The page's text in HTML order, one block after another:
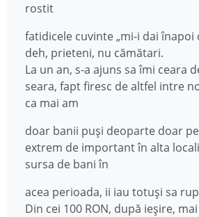
rostit
fatidicele cuvinte „mi-i dai înapoi
deh, prieteni, nu cămătari.
La un an, s-a ajuns sa îmi ceara
seara, fapt firesc de altfel intre
ca mai am
doar banii puși deoparte doar
extrem de important în alta
sursa de bani în
acea perioada, ii iau totuși sa
Din cei 100 RON, după ieșire,